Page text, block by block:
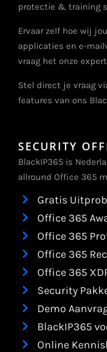
protectie & training
Ervaar zelf hoe wij
applicaties en e-
vraag het onze
Stel direct je vraag
features van ons
SECURITY
BlackIP365 is
allround Office 365
Gratis
Office 365
Office 365
Office 365
Office 365
Security
Demo
BlackIP365
Online